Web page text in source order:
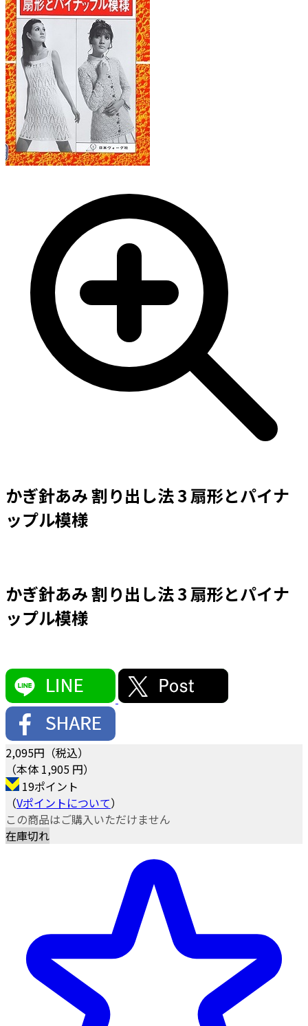
かぎ針あみ 割り出し法 3 扇形とパイナ
ップル模様
かぎ針あみ 割り出し法 3 扇形とパイナ
ップル模様
2,095円（税込）
（本体 1,905 円）
19ポイント
（Vポイントについて）
この商品はご購入いただけません
在庫切れ